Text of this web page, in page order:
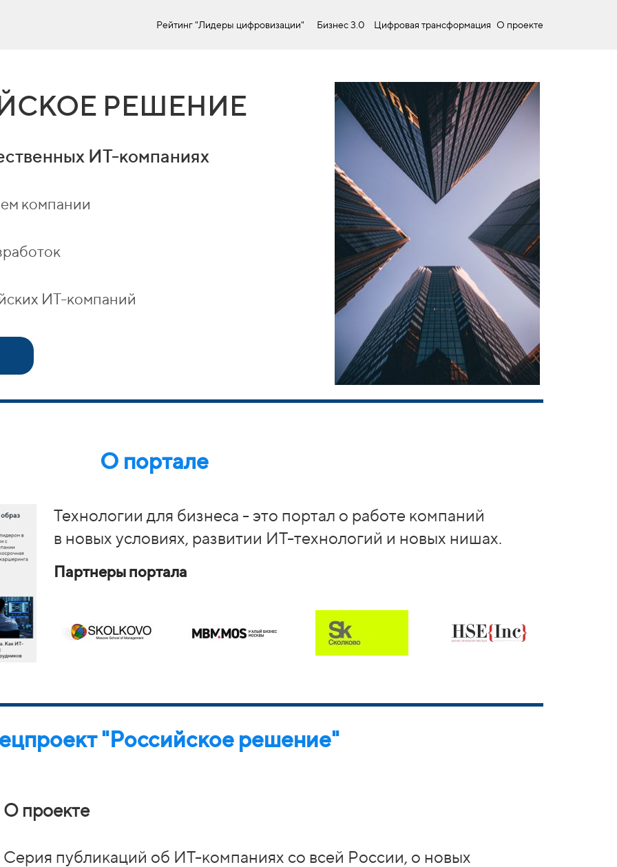
Рейтинг "Лидеры цифровизации" Бизнес 3.0 Цифровая трансформация О проекте
РЕШЕНИЕ
ИТ-компаниях
компании
ИТ-компаний
О портале
Технологии для бизнеса - это портал о работе компаний
в новых условиях, развитии ИТ-технологий и новых нишах.
Партнеры портала
"Российское решение"
О проекте
Серия публикаций об ИТ-компаниях со всей России, о новых